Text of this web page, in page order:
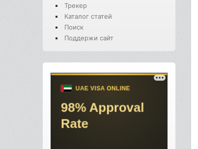
Трекер
Каталог статей
Поиск
Поддержи сайт